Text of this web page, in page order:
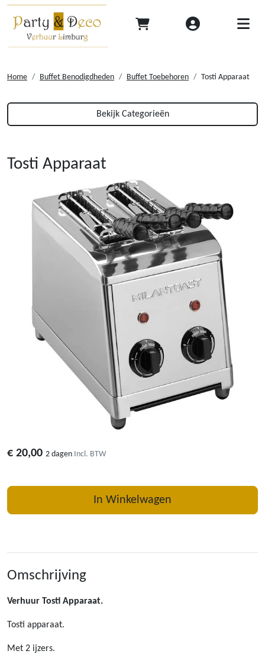
Home Buffet Benodigdheden Buffet Toebehoren Tosti Apparaat
Bekijk Categorieën
Tosti Apparaat
€ 20,00 2 dagen Incl. BTW
In Winkelwagen
Omschrijving
Verhuur Tosti Apparaat.
Tosti apparaat.
Met 2 ijzers.